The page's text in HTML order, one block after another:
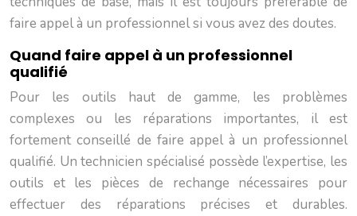
faire appel à un professionnel si vous avez des doutes.
Quand faire appel à un professionnel
qualifié
Pour les outils haut de gamme, les problèmes
complexes ou les réparations importantes, il est
fortement conseillé de faire appel à un professionnel
qualifié. Un technicien spécialisé possède l’expertise, les
outils et les pièces de rechange nécessaires pour
effectuer des réparations précises et durables.